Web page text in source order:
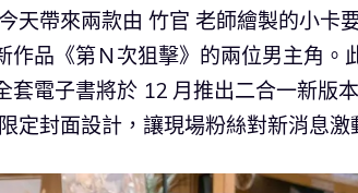
天帶來兩款由 竹官 老師繪製的小卡
品《第Ｎ次狙擊》的兩位男主角。
電子書將於 12 月推出二合一新版
定封面設計，讓現場粉絲對新消息激